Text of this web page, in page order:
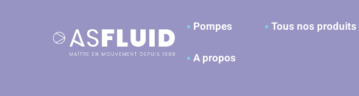
Pompes
Tous nos produits
A propos